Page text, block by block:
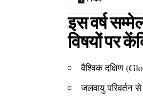
इस वर्ष
विषयों पर
वैश्विक दक्षिण
जलवायु परिवर्तन